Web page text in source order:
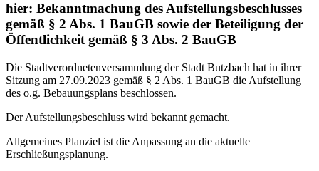
hier: Bekanntmachung des Aufstellungsbeschlusses
gemäß § 2 Abs. 1 BauGB sowie der Beteiligung der
Öffentlichkeit gemäß § 3 Abs. 2 BauGB
Die Stadtverordnetenversammlung der Stadt Butzbach hat in ihrer
Sitzung am 27.09.2023 gemäß § 2 Abs. 1 BauGB die Aufstellung
des o.g. Bebauungsplans beschlossen.
Der Aufstellungsbeschluss wird bekannt gemacht.
Allgemeines Planziel ist die Anpassung an die aktuelle
Erschließungsplanung.